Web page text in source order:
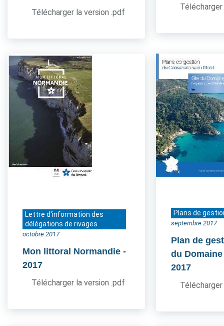
Télécharger la version .pdf
Lettre d'information des
délégations de rivages
octobre 2017
Mon littoral Normandie -
2017
Télécharger la version .pdf
Plans de
septembre 2017
Plan de
du
2017